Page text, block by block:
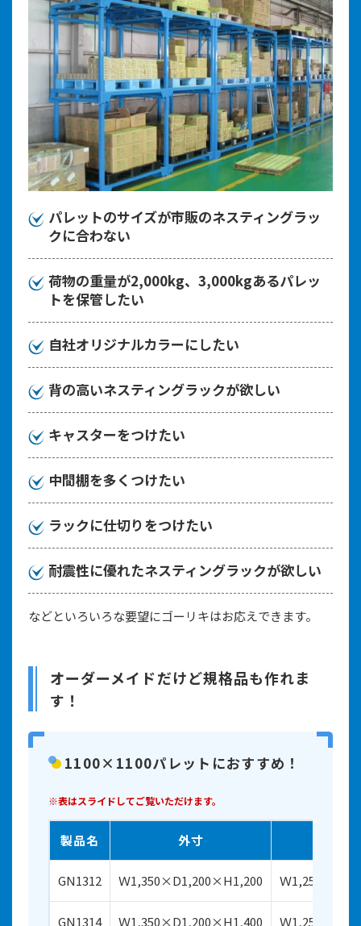
パレットのサイズが市販のネスティングラッ
クに合わない
荷物の重量が2,000kg、3,000kgあるパレッ
トを保管したい
自社オリジナルカラーにしたい
背の高いネスティングラックが欲しい
キャスターをつけたい
中間棚を多くつけたい
ラックに仕切りをつけたい
耐震性に優れたネスティングラックが欲しい
などといろいろな要望にゴーリキはお応えできます。
オーダーメイドだけど規格品も作れま
す！
1100×1100パレットにおすすめ！
※表はスライドしてご覧いただけます。
製品名 外寸
GN1312 Ｗ1,350×D1,200×H1,200 Ｗ
GN1314 Ｗ1,350×D1,200×H1,400 Ｗ